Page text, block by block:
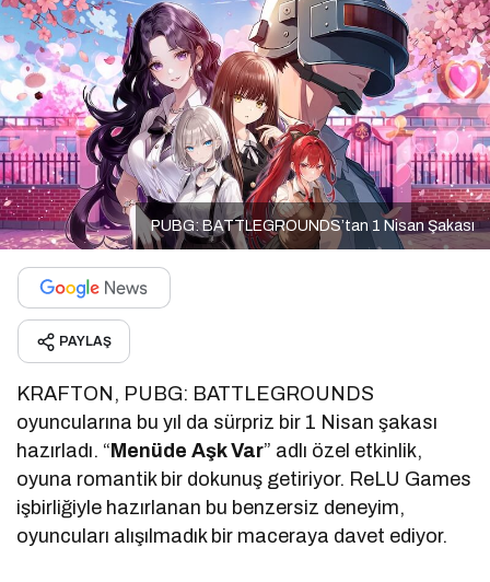
PUBG: BATTLEGROUNDS’tan 1 Nisan Şakası
PAYLAŞ
KRAFTON, PUBG: BATTLEGROUNDS
oyuncularına bu yıl da sürpriz bir 1 Nisan şakası
hazırladı. “ Menüde Aşk Var” adlı özel etkinlik,
oyuna romantik bir dokunuş getiriyor. ReLU Games
işbirliğiyle hazırlanan bu benzersiz deneyim,
oyuncuları alışılmadık bir maceraya davet ediyor.